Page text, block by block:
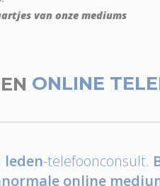
van onze mediums
ONLINE
leden-telefoonconsult.
online